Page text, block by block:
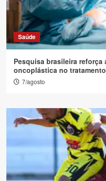
Saúde
Pesquisa brasileira
oncoplástica no
7/agosto